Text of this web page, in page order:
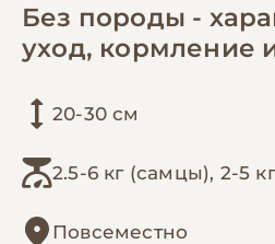
Без породы -
уход, кормление
20-30 см
2.5-6 кг (самцы), 2-5
Повсеместно